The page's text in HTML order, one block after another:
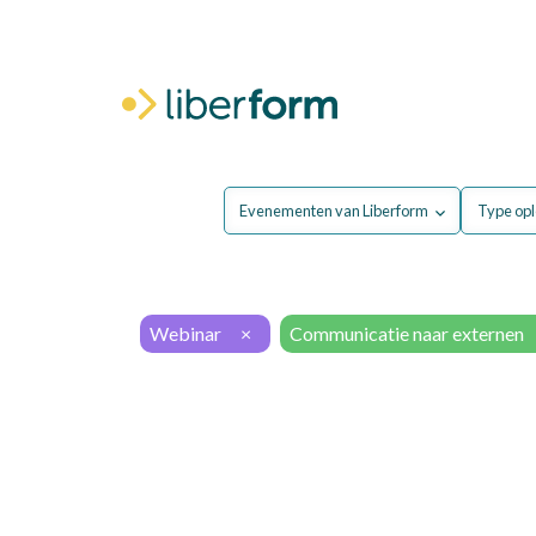
Evenementen van Liberform Type
Webinar × Communicatie naar externen